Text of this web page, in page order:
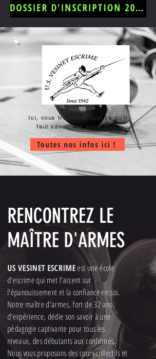
DOSSIER D'INSCRIPTION 2026/2027
Ici, vous trouverez tout ce qu'il
faut savoir sur notre club.
Toutes nos infos ici !
RENCONTREZ LE
MAÎTRE D'ARMES
US VESINET ESCRIMEest une école
d'escrime qui met l'accent sur
l'épanouissement et la confiance en soi.
Notre maître d'armes, fort de 32 ans
d'expérience, dédie son savoir à une
pédagogie captivante pour tous les
niveaux, des débutants aux confirmés.
Nous vous proposons des cours collectifs et